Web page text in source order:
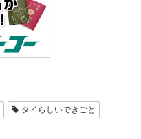
タイらしいできごと